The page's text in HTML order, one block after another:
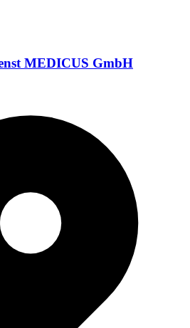
MEDICUS GmbH